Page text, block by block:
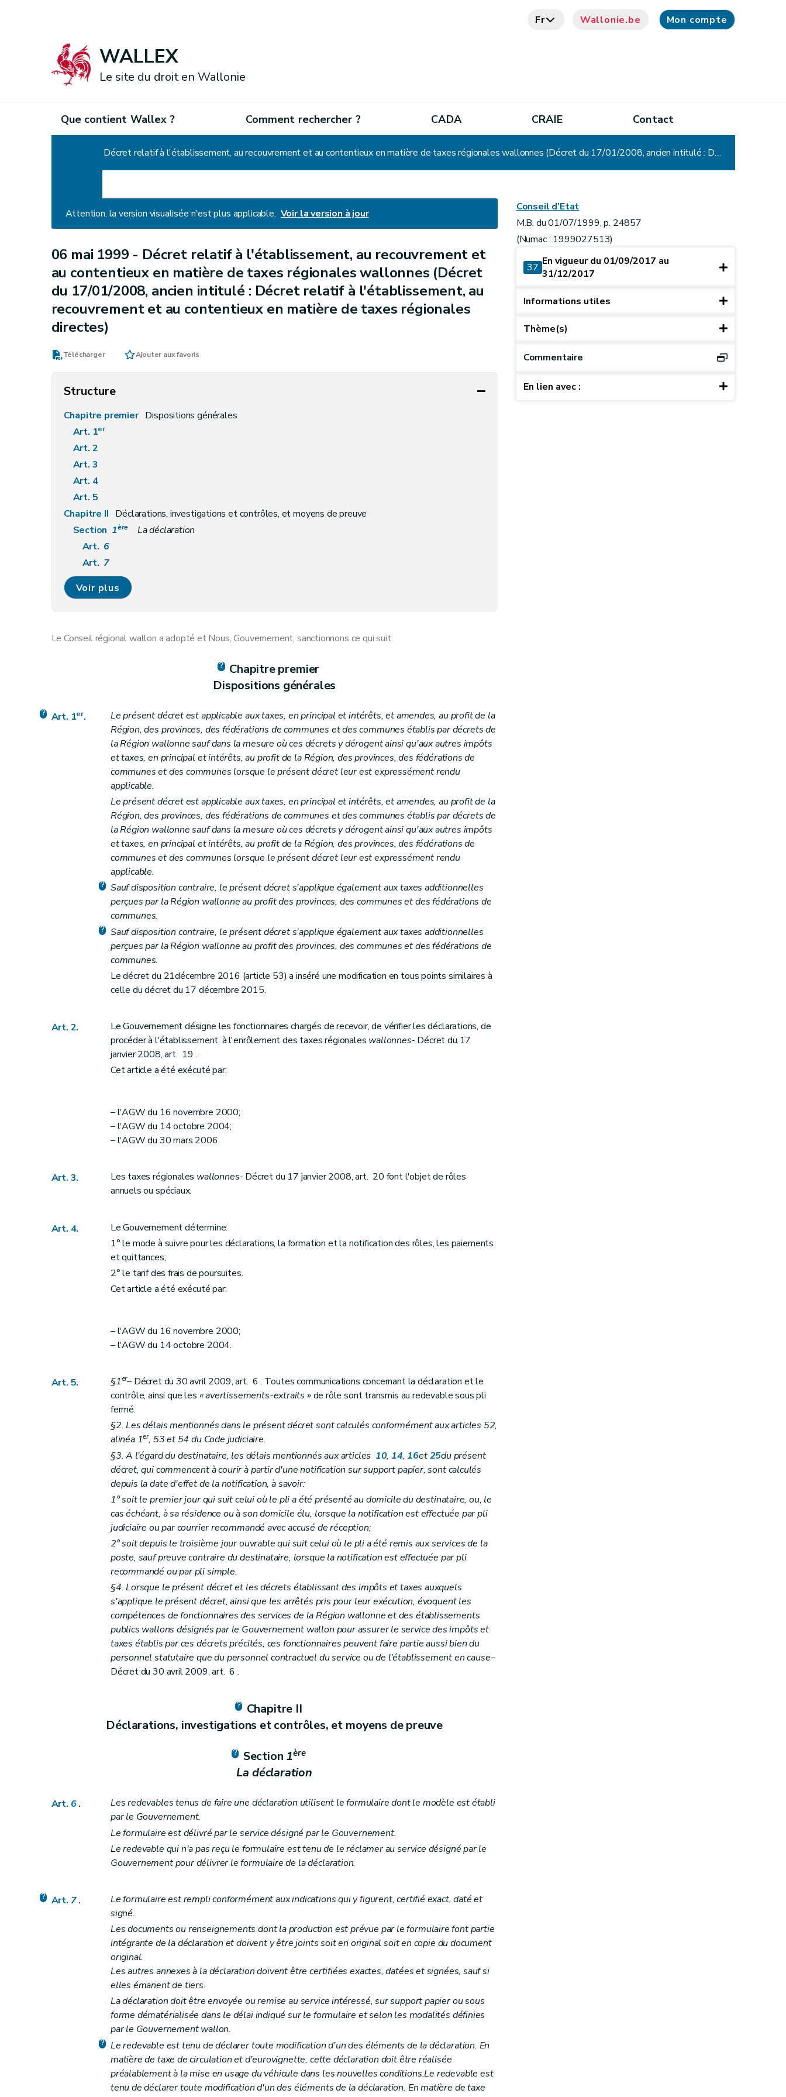
Fr Wallonie.be Mon compte
WALLEX
Le site du droit en Wallonie
Que contient Wallex ? Comment rechercher ? CADA CRAIE Contact
Décret relatif à l'établissement, au recouvrement et au contentieux en matière de taxes régionales wallonnes (Décret du 17/01/2008, ancien intitulé : Décret relatif à l'établissement, au recouvrement et au contentieux en matière de taxes régionales directes)
Attention, la version visualisée n'est plus applicable. Voir la version à jour
06 mai 1999 - Décret relatif à l'établissement, au recouvrement et
au contentieux en matière de taxes régionales wallonnes (Décret
du 17/01/2008, ancien intitulé : Décret relatif à l'établissement, au
recouvrement et au contentieux en matière de taxes régionales
directes)
Télécharger Ajouter aux favoris
Structure
Chapitre premier Dispositions générales
Art. 1er
Art. 2
Art. 3
Art. 4
Art. 5
Chapitre II Déclarations, investigations et contrôles, et moyens de preuve
Section 1ère
La déclaration
Art. 6
Art. 7
Art.8
Art.9
Section2
Investigations et contrôles
Art.
11
quater
Section3
Moyens de preuve de l'administration
bis
quater
Chapitre III Procédure de taxation
Section première
Art. 13
Art. 14
Section 2 Taxation d'office
Art. 15
Art. 16
Art. 17
Chapitre IV Délai d'imposition et exigibilité des taxes
Art. 17bis
bis
Art.
ter
quater
quinquies
bis
Recours administratif
Art. 27
27bis
Section 2 Recours judiciaire
Art. 28
ter
Chapitre VI Intérêts
Art. 29
Art. 30
30bis
Art. 31
Intérêts moratoires dus par la Région
Art. 32
Art. 33
Art. 34
Chapitre VII Recouvrement
Section première Les poursuites
Art. 34bis
Art. 35
35bis
35ter
35quater
35quinquies
Art. 36
Art. 37
Art. 38
Art. 41
Art. 46
Art. 47
Art. 49
Art. 52
52
52ter
Section 2 Effets des recours sur le recouvrement
Art. 53
Art. 54
Art. 55
Section 3 Prescription
Art. 56
Section4
Dispositions relatives à l'irrécouvrabilité de certaines créances
57bis
Voir plus
Le Conseil régional wallon a adopté et Nous, Gouvernement, sanctionnons ce qui suit:
Chapitre premier
Dispositions générales
Art. 1er.
Le présent décret est applicable aux taxes, en principal et intérêts, et amendes, au profit de la
Région, des provinces, des fédérations de communes et des communes établis par décrets de
la Région wallonne sauf dans la mesure où ces décrets y dérogent ainsi qu'aux autres impôts
et taxes, en principal et intérêts, au profit de la Région, des provinces, des fédérations de
communes et des communes lorsque le présent décret leur est expressément rendu
applicable.
Le présent décret est applicable aux taxes, en principal et intérêts, et amendes, au profit de la
Région, des provinces, des fédérations de communes et des communes établis par décrets de
la Région wallonne sauf dans la mesure où ces décrets y dérogent ainsi qu'aux autres impôts
et taxes, en principal et intérêts, au profit de la Région, des provinces, des fédérations de
communes et des communes lorsque le présent décret leur est expressément rendu
applicable.
Sauf disposition contraire, le présent décret s'applique également aux taxes additionnelles
perçues par la Région wallonne au profit des provinces, des communes et des fédérations de
communes.
Sauf disposition contraire, le présent décret s'applique également aux taxes additionnelles
perçues par la Région wallonne au profit des provinces, des communes et des fédérations de
communes.
Le décret du 21décembre 2016 (article 53) a inséré une modification en tous points similaires à
celle du décret du 17 décembre 2015.
Art. 2.
Le Gouvernement désigne les fonctionnaires chargés de recevoir, de vérifier les déclarations, de
procéder à l'établissement, à l'enrôlement des taxes régionales wallonnes- Décret du 17
janvier 2008, art. 19 .
Cet article a été exécuté par:
– l'AGW du 16 novembre 2000;
– l'AGW du 14 octobre 2004;
– l'AGW du 30 mars 2006.
Art. 3. Les taxes régionales wallonnes- Décret du 17 janvier 2008, art. 20 font l'objet de rôles
annuels ou spéciaux.
Art. 4.
Le Gouvernement détermine:
1° le mode à suivre pour les déclarations, la formation et la notification des rôles, les paiements
et quittances;
2° le tarif des frais de poursuites.
Cet article a été exécuté par:
– l'AGW du 16 novembre 2000;
– l'AGW du 14 octobre 2004.
Art. 5. §1er– Décret du 30 avril 2009, art. 6 . Toutes communications concernant la déclaration et le
contrôle, ainsi que les « avertissements-extraits »de rôle sont transmis au redevable sous pli
fermé.
§2. Les délais mentionnés dans le présent décret sont calculés conformément aux articles 52,
alinéa 1er, 53 et 54 du Code judiciaire.
§3. A l'égard du destinataire, les délais mentionnés aux articles 10, 14, 16et25du présent
décret, qui commencent à courir à partir d'une notification sur support papier, sont calculés
depuis la date d'effet de la notification, à savoir:
1° soit le premier jour qui suit celui où le pli a été présenté au domicile du destinataire, ou, le
cas échéant, à sa résidence ou à son domicile élu, lorsque la notification est effectuée par pli
judiciaire ou par courrier recommandé avec accusé de réception;
2° soit depuis le troisième jour ouvrable qui suit celui où le pli a été remis aux services de la
poste, sauf preuve contraire du destinataire, lorsque la notification est effectuée par pli
recommandé ou par pli simple.
§4. Lorsque le présent décret et les décrets établissant des impôts et taxes auxquels
s'applique le présent décret, ainsi que les arrêtés pris pour leur exécution, évoquent les
compétences de fonctionnaires des services de la Région wallonne et des établissements
publics wallons désignés par le Gouvernement wallon pour assurer le service des impôts et
taxes établis par ces décrets précités, ces fonctionnaires peuvent faire partie aussi bien du
personnel statutaire que du personnel contractuel du service ou de l'établissement en cause–
Décret du 30 avril 2009, art. 6 .
Chapitre II
Déclarations, investigations et contrôles, et moyens de preuve
Section 1ère
La déclaration
Art. 6.
Les redevables tenus de faire une déclaration utilisent le formulaire dont le modèle est établi
par le Gouvernement.
Le formulaire est délivré par le service désigné par le Gouvernement.
Le redevable qui n'a pas reçu le formulaire est tenu de le réclamer au service désigné par le
Gouvernement pour délivrer le formulaire de la déclaration.
Art. 7.
Le formulaire est rempli conformément aux indications qui y figurent, certifié exact, daté et
signé.
Les documents ou renseignements dont la production est prévue par le formulaire font partie
intégrante de la déclaration et doivent y être joints soit en original soit en copie du document
original.
Les autres annexes à la déclaration doivent être certifiées exactes, datées et signées, sauf si
elles émanent de tiers.
La déclaration doit être envoyée ou remise au service intéressé, sur support papier ou sous
forme dématérialisée dans le délai indiqué sur le formulaire et selon les modalités définies
par le Gouvernement wallon.
Le redevable est tenu de déclarer toute modification d'un des éléments de la déclaration. En
matière de taxe de circulation et d'eurovignette, cette déclaration doit être réalisée
préalablement à la mise en usage du véhicule dans les nouvelles conditions.Le redevable est
tenu de déclarer toute modification d'un des éléments de la déclaration. En matière de taxe
Conseil d’Etat
M.B. du 01/07/1999, p. 24857
(Numac : 1999027513)
37 En vigueur du 01/09/2017 au
31/12/2017
Informations utiles
Thème(s)
Commentaire
En lien avec :